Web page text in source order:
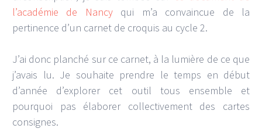
l’académie de Nancyqui m’a convaincue de la
pertinence d’un carnet de croquis au cycle 2.
J’ai donc planché sur ce carnet, à la lumière de ce que
j’avais lu. Je souhaite prendre le temps en début
d’année d’explorer cet outil tous ensemble et
pourquoi pas élaborer collectivement des cartes
consignes.